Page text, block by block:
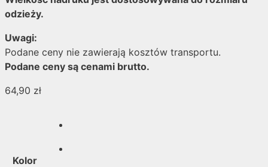
odzieży.
Uwagi:
Podane ceny nie zawierają kosztów transportu.
Podane ceny są cenami brutto.
64,90 zł
Kolor